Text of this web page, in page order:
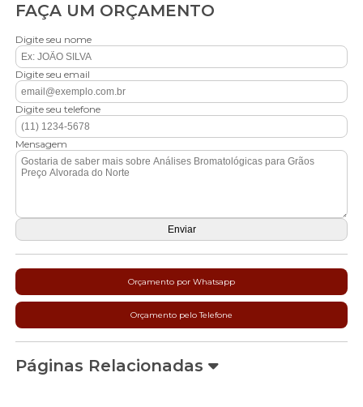
FAÇA UM ORÇAMENTO
Digite seu nome
Digite seu email
Digite seu telefone
Mensagem
Orçamento por Whatsapp
Orçamento pelo Telefone
Páginas Relacionadas